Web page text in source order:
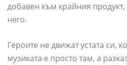
добавен към крайния продукт,
него.
Героите не движат устата си,
музиката е просто там, а